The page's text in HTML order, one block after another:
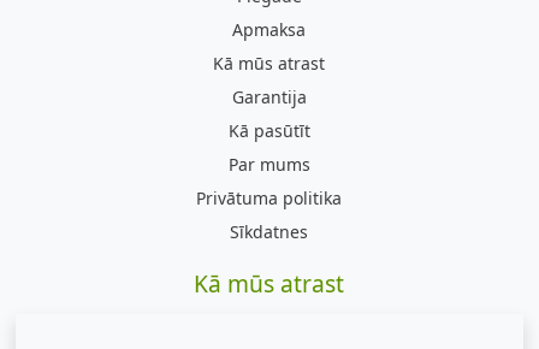
Apmaksa
Kā mūs atrast
Garantija
Kā pasūtīt
Par mums
Privātuma politika
Sīkdatnes
Kā mūs atrast